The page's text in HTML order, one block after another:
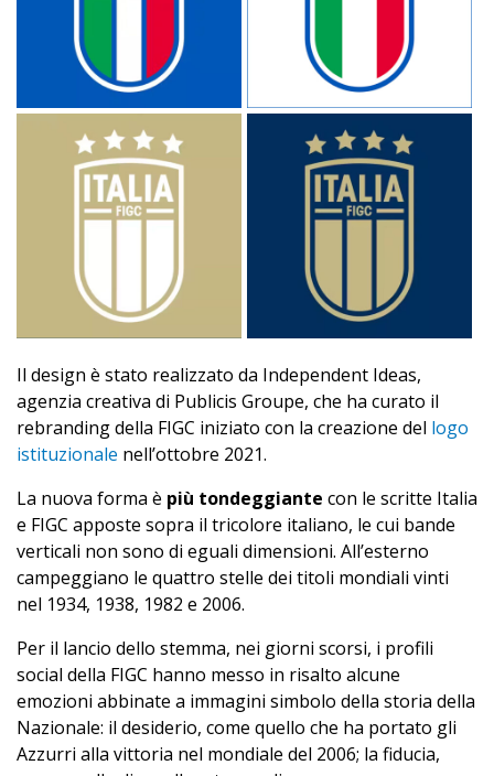
Il design è stato realizzato da Independent Ideas,
agenzia creativa di Publicis Groupe, che ha curato il
rebranding della FIGC iniziato con la creazione del logo
istituzionale nell’ottobre 2021.
La nuova forma è più tondeggiante con le scritte Italia
e FIGC apposte sopra il tricolore italiano, le cui bande
verticali non sono di eguali dimensioni. All’esterno
campeggiano le quattro stelle dei titoli mondiali vinti
nel 1934, 1938, 1982 e 2006.
Per il lancio dello stemma, nei giorni scorsi, i profili
social della FIGC hanno messo in risalto alcune
emozioni abbinate a immagini simbolo della storia della
Nazionale: il desiderio, come quello che ha portato gli
Azzurri alla vittoria nel mondiale del 2006; la fiducia,